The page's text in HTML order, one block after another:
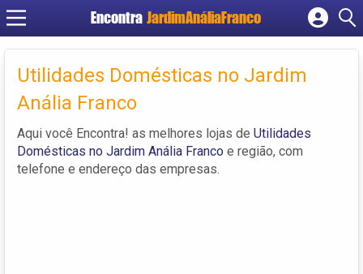
Encontra JardimAnáliaFranco
Cadastrar empresa
Criar conta
Utilidades Domésticas no Jardim
Anália Franco
Aqui você Encontra! as melhores lojas de Utilidades
Domésticas no Jardim Anália Franco e região, com
telefone e endereço das empresas.